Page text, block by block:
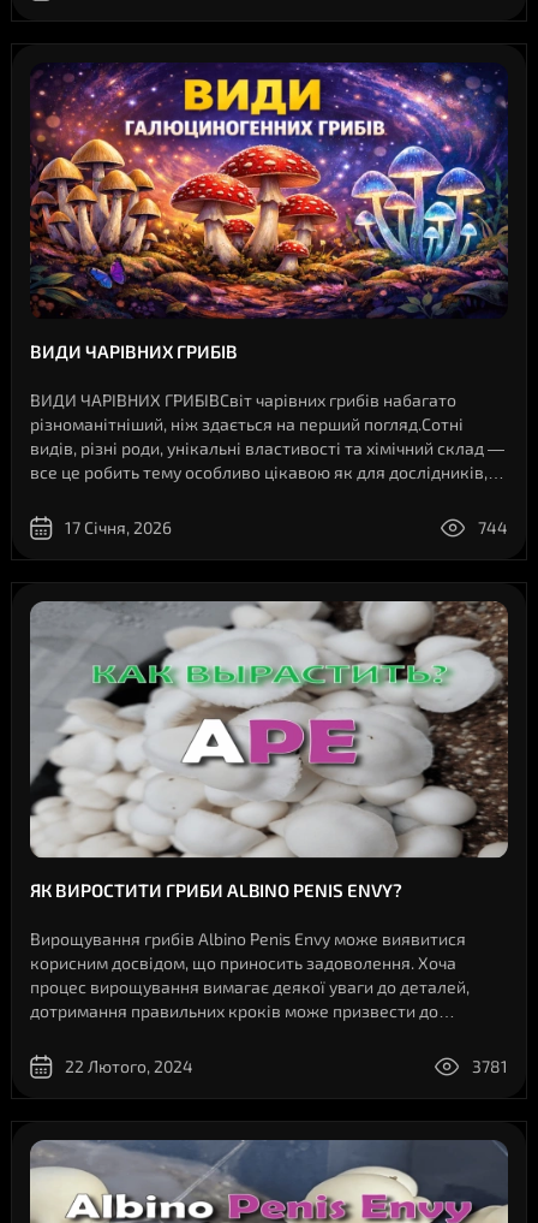
ВИДИ ЧАРІВНИХ ГРИБІВ
ВИДИ ЧАРІВНИХ ГРИБІВСвіт чарівних грибів набагато
різноманітніший, ніж здається на перший погляд.Сотні
видів, різні роди, унікальні властивості та хімічний склад —
все це робить тему особливо цікавою як для дослідників,
скільки існує ча..
17 Січня, 2026 744
ЯК ВИРОСТИТИ ГРИБИ ALBINO PENIS ENVY?
Вирощування грибів Albino Penis Envy може виявитися
корисним досвідом, що приносить задоволення. Хоча
процес вирощування вимагає деякої уваги до деталей,
дотримання правильних кроків може призвести до
етапи вирощування грибів Albino Penis E..
22 Лютого, 2024 3781